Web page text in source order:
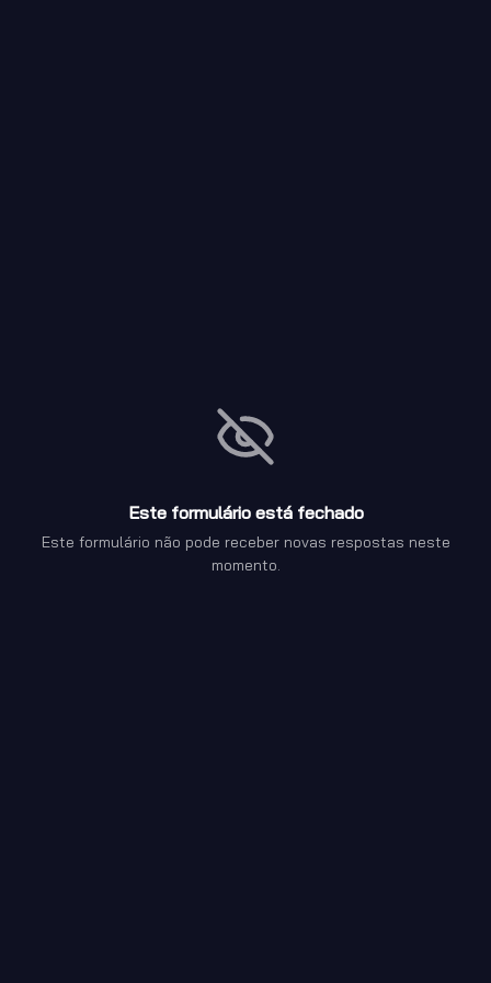
Este formulário está fechado
Este formulário não pode receber novas respostas neste
momento.